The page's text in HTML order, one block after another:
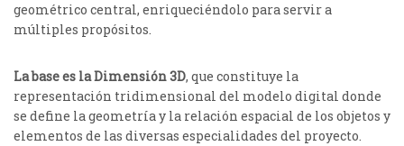
geométrico central, enriqueciéndolo para servir a
múltiples propósitos.
La base es la Dimensión 3D, que constituye la
representación tridimensional del modelo digital donde
se define la geometría y la relación espacial de los objetos y
elementos de las diversas especialidades del proyecto.